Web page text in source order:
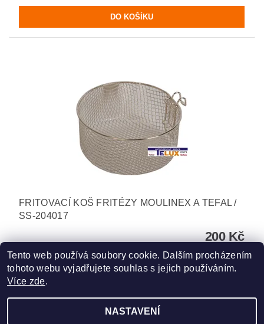
FRITOVACÍ KOŠ FRITÉZY MOULINEX A TEFAL /
SS-204017
200 Kč
Tento web používá soubory cookie. Dalším procházením
tohoto webu vyjadřujete souhlas s jejich používáním.
Více zde.
NASTAVENÍ